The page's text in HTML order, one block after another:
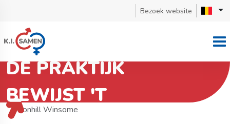
Bezoek website
DE PRAKTIJK
BEWIJST 'T
Terug naar stierzoeker
Bonhill Winsome